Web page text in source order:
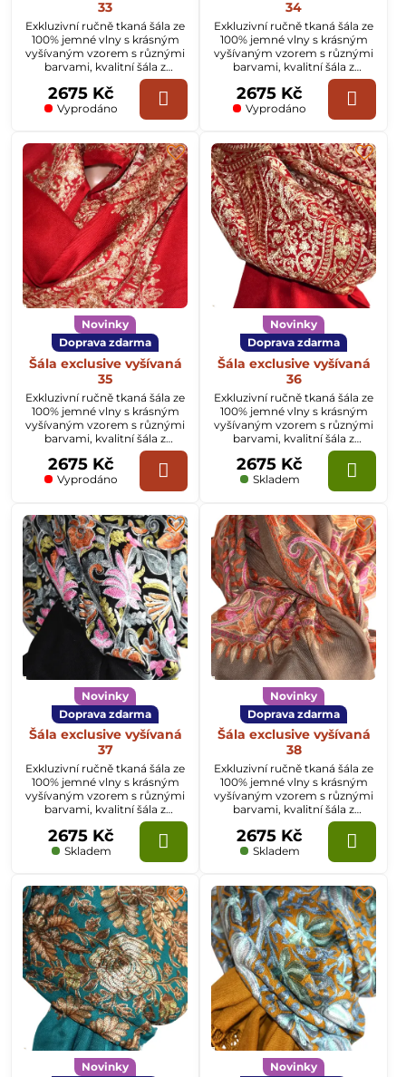
33
Exkluzivní ručně tkaná šála ze
100% jemné vlny s krásným
vyšívaným vzorem s různými
barvami, kvalitní šála z
Kašmíru o rozměru
70x200cm.
Vyprodáno
2675 Kč
34
Exkluzivní ručně tkaná šála ze
100% jemné vlny s krásným
vyšívaným vzorem s různými
barvami, kvalitní šála z
Kašmíru o rozměru
70x200cm.
Vyprodáno
2675 Kč
Novinky
Doprava zdarma
Šála exclusive vyšívaná
35
Exkluzivní ručně tkaná šála ze
100% jemné vlny s krásným
vyšívaným vzorem s různými
barvami, kvalitní šála z
Kašmíru o rozměru
70x200cm.
Vyprodáno
2675 Kč
Novinky
Doprava zdarma
Šála exclusive vyšívaná
36
Exkluzivní ručně tkaná šála ze
100% jemné vlny s krásným
vyšívaným vzorem s různými
barvami, kvalitní šála z
Kašmíru o rozměru
70x200cm.
Skladem
2675 Kč
Novinky
Doprava zdarma
Šála exclusive vyšívaná
37
Exkluzivní ručně tkaná šála ze
100% jemné vlny s krásným
vyšívaným vzorem s různými
barvami, kvalitní šála z
Kašmíru o rozměru
70x200cm.
Skladem
2675 Kč
Novinky
Doprava zdarma
Šála exclusive vyšívaná
38
Exkluzivní ručně tkaná šála ze
100% jemné vlny s krásným
vyšívaným vzorem s různými
barvami, kvalitní šála z
Kašmíru o rozměru
70x200cm.
Skladem
2675 Kč
Novinky
Novinky